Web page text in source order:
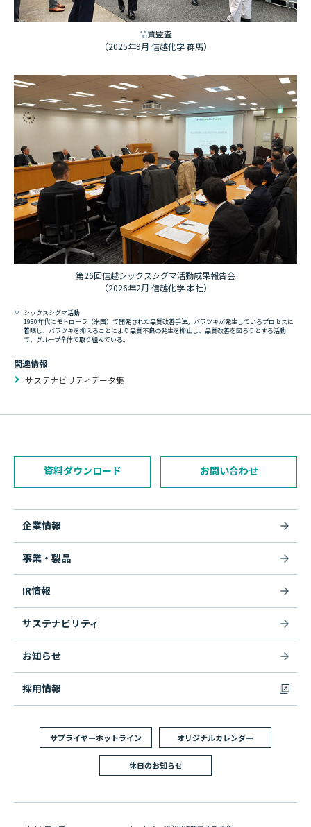
品質監査
（2025年9月 信越化学 群馬）
第26回信越シックスシグマ活動成果報告会
（2026年2月 信越化学 本社）
※ シックスシグマ活動
1980年代にモトローラ（米国）で開発された品質改善手法。バラツキが発生しているプロセスに
着眼し、バラツキを抑えることにより品質不良の発生を抑止し、品質改善を図ろうとする活動
で、グループ全体で取り組んでいる。
関連情報
サステナビリティデータ集
資料ダウンロード お問い合わせ
企業情報
事業・製品
IR情報
サステナビリティ
お知らせ
採用情報
サプライヤーホットライン オリジナルカレンダー
休日のお知らせ